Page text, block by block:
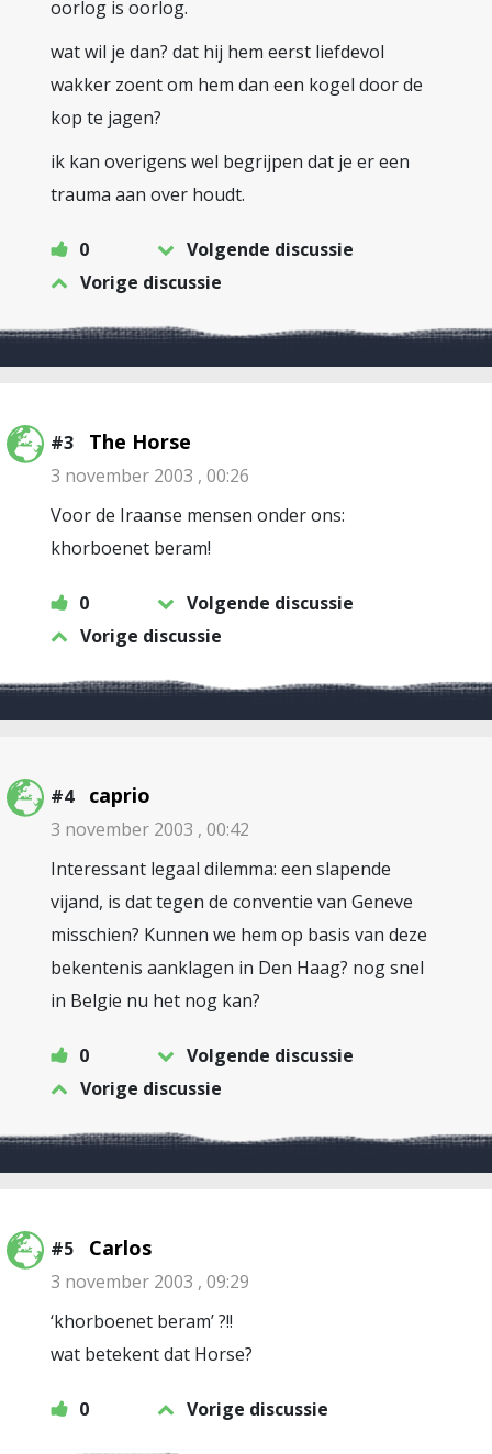
oorlog is oorlog.
wat wil je dan? dat hij hem eerst liefdevol
wakker zoent om hem dan een kogel door de
kop te jagen?
ik kan overigens wel begrijpen dat je er een
trauma aan over houdt.
0
Volgende discussie
Vorige discussie
#3 The Horse
3 november 2003 , 00:26
Voor de Iraanse mensen onder ons:
khorboenet beram!
0
Volgende discussie
Vorige discussie
#4 caprio
3 november 2003 , 00:42
Interessant legaal dilemma: een slapende
vijand, is dat tegen de conventie van Geneve
misschien? Kunnen we hem op basis van deze
bekentenis aanklagen in Den Haag? nog snel
in Belgie nu het nog kan?
0
Volgende discussie
Vorige discussie
#5 Carlos
3 november 2003 , 09:29
‘khorboenet beram’ ?!!
wat betekent dat Horse?
0 Vorige discussie